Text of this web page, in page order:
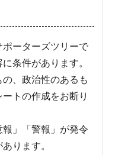
ーターズツリーで
条件があります。
、政治性のあるも
トの作成をお断り
」「警報」が発令
ります。